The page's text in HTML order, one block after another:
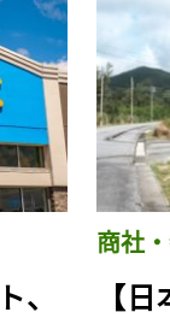
、
商社
【